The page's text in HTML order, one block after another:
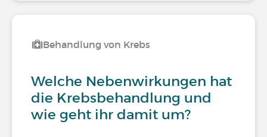
Behandlung von Krebs
Welche Nebenwirkungen hat
die Krebsbehandlung und
wie geht ihr damit um?